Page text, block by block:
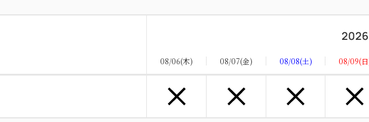
10周年の夏、諏訪湖の花火は露天風呂から贅沢に
火。当館では、昨年12月にリニューアルした客室
ただけます。
空室なし
2026
08/06(木) 08/07(金) 08/08(土) 08/09(